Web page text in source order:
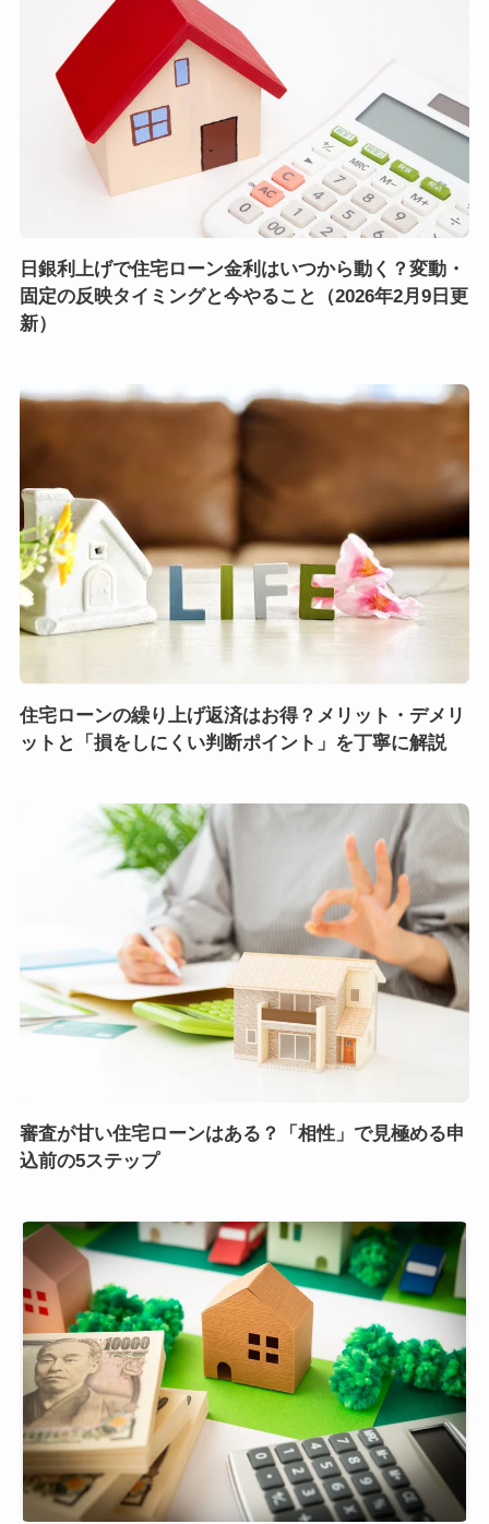
日銀利上げで住宅ローン金利はいつから動く？変動・
固定の反映タイミングと今やること（2026年2月9日更
新）
住宅ローンの繰り上げ返済はお得？メリット・デメリ
ットと「損をしにくい判断ポイント」を丁寧に解説
審査が甘い住宅ローンはある？「相性」で見極める申
込前の5ステップ